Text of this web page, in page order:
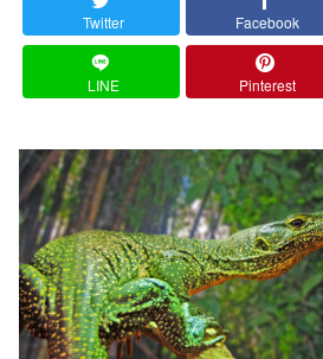
Twitter Facebook
LINE Pinterest